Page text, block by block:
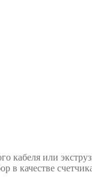
кабеля или
качестве